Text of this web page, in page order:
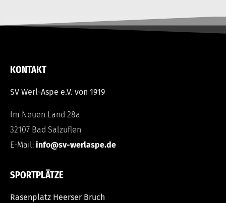
KONTAKT
SV Werl-Aspe e.V. von 1919
Im Neuen Land 28a
32107 Bad Salzuflen
E-Mail: info@sv-werlaspe.de
SPORTPLÄTZE
Rasenplatz Heerser Bruch